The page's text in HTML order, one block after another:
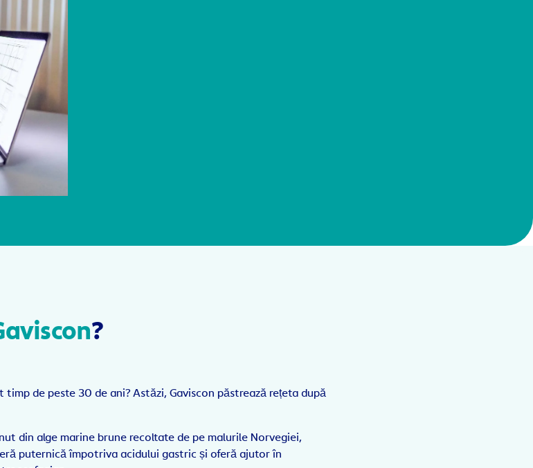
?
timp de peste 30 de ani? Astăzi, Gaviscon păstrează rețeta după
din alge marine brune recoltate de pe malurile Norvegiei,
puternică împotriva acidului gastric și oferă ajutor în